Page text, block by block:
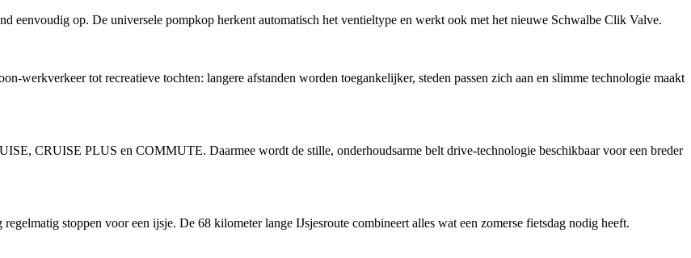
eenvoudig op. De universele pompkop herkent automatisch het ventieltype en werkt ook met het nieuwe Schwalbe Clik Valve.
werkverkeer tot recreatieve tochten: langere afstanden worden toegankelijker, steden passen zich aan en slimme technologie maakt
CRUISE PLUS en COMMUTE. Daarmee wordt de stille, onderhoudsarme belt drive-technologie beschikbaar voor een breder
stoppen voor een ijsje. De 68 kilometer lange IJsjesroute combineert alles wat een zomerse fietsdag nodig heeft.